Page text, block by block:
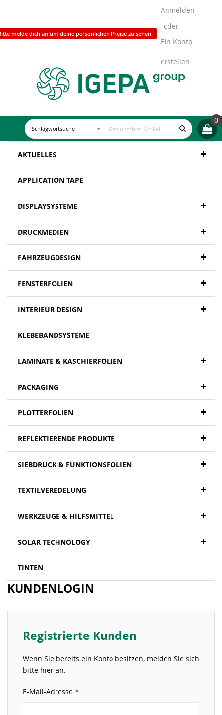
melde dich an um deine persönlichen Preise zu sehen.
Anmelden
Ein Konto
erstellen
0
AKTUELLES
APPLICATION TAPE
DISPLAYSYSTEME
DRUCKMEDIEN
FAHRZEUGDESIGN
FENSTERFOLIEN
INTERIEUR DESIGN
KLEBEBANDSYSTEME
LAMINATE & KASCHIERFOLIEN
PACKAGING
PLOTTERFOLIEN
REFLEKTIERENDE PRODUKTE
SIEBDRUCK & FUNKTIONSFOLIEN
TEXTILVEREDELUNG
WERKZEUGE & HILFSMITTEL
SOLAR TECHNOLOGY
TINTEN
KUNDENLOGIN
Registrierte Kunden
Wenn Sie bereits ein Konto besitzen, melden Sie sich
bitte hier an.
E-Mail-Adresse